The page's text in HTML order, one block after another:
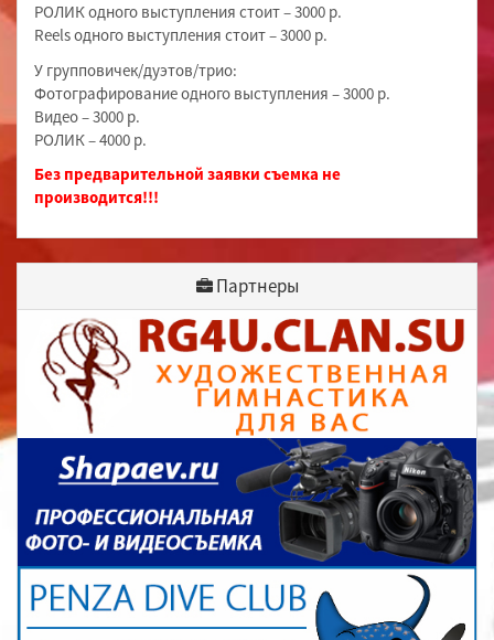
РОЛИК одного выступления стоит – 3000 р.
Reels одного выступления стоит – 3000 р.
У групповичек/дуэтов/трио:
Фотографирование одного выступления – 3000 р.
Видео – 3000 р.
РОЛИК – 4000 р.
Без предварительной заявки съемка не
производится!!!
Партнеры